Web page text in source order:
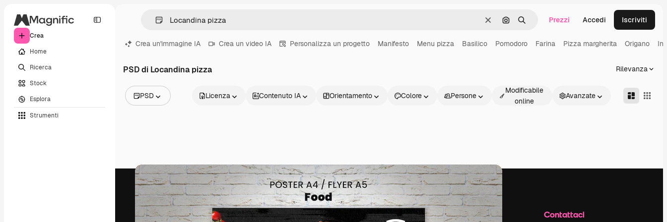
Crea
Home
Ricerca
Stock
Esplora
Strumenti
CancellaCerca per immagine
Ricerca Prezzi Accedi Iscriviti
Crea un'immagine IA Crea un video IA Personalizza un progetto Manifesto Menu pizza Basilico Pomodoro Farina Pizza margherita Origano
PSD di Locandina pizza Rilevanza
PSD
Video
Clip video
Motion graphic
Modelli di video
Modelli 3D
Font
Licenza Contenuto IA Orientamento Colore Persone
Modificabile
online
Avanzate
Prodotti Inizia Azienda Contattaci